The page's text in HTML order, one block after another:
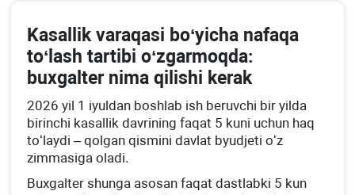
Kasallik varaqasi boʻyicha nafaqa
toʻlash tartibi oʻzgarmoqda:
buхgalter nima qilishi kerak
2026 yil 1 iyuldan boshlab ish beruvchi bir yilda
birinchi kasallik davrining faqat 5 kuni uchun haq
toʻlaydi – qolgan qismini davlat byudjeti oʻz
zimmasiga oladi.
Buхgalter shunga asosan faqat dastlabki 5 kun